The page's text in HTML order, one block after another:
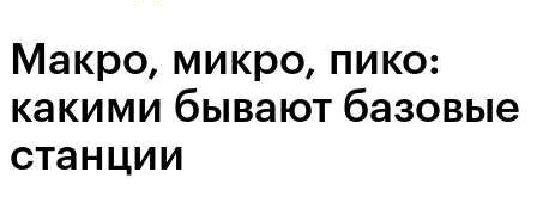
Макро, микро, пико:
какими бывают базовые
станции